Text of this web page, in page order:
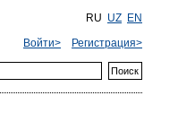
RU UZ EN
Войти>
Регистрация>